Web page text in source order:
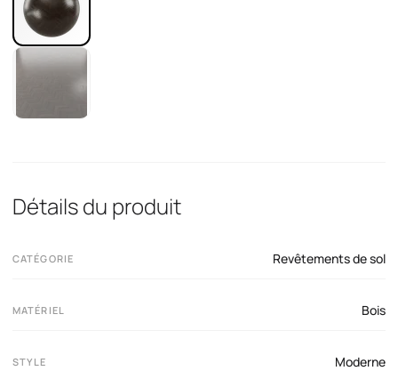
Détails du produit
CATÉGORIE Revêtements de sol
MATÉRIEL Bois
STYLE Moderne